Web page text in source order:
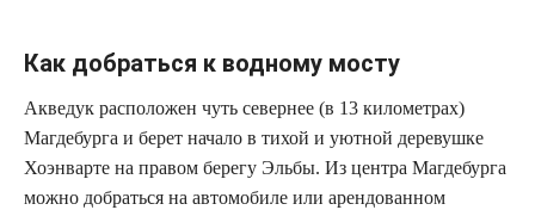
Как добраться к водному мосту
Акведук расположен чуть севернее (в 13 километрах)
Магдебурга и берет начало в тихой и уютной деревушке
Хоэнварте на правом берегу Эльбы. Из центра Магдебурга
можно добраться на автомобиле или арендованном